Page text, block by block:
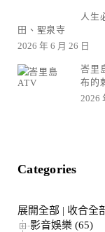
人生
田、聖泉寺
2026 年 6 月 26 日
峇里
布的
2026
Categories
展開全部 | 收合全
影音娛樂 (65)